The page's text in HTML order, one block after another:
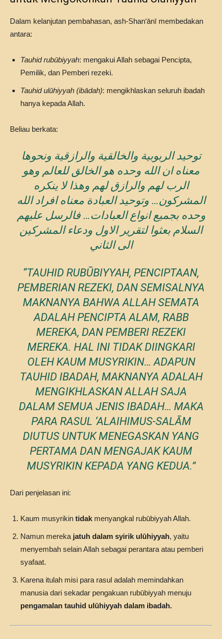
Dalam kelanjutan pembahasan, ash-Shan‘ānī membedakan
antara:
Tauhid rubūbiyyah: mengakui Allah sebagai Pencipta,
Pemilik, dan Pemberi rezeki.
Tauhid ulūhiyyah (ibādah): mengikhlaskan seluruh ibadah
hanya kepada Allah.
Beliau berkata:
توحيد الربوبية والخالقية والرازقية ونحوها
معناه ان الله وحده هو الخالق للعالم وهو
الرب لهم والرازق لهم وهذا لا ينكره
المشركون… وتوحيد العبادة معناه افراد الله
وحده بجميع انواع العبادات… فالرسل عليهم
السلام بعثوا لتقرير الاول ودعاء المشركين
الى الثاني
“TAUHID RUBŪBIYYAH, PENCIPTAAN,
PEMBERIAN REZEKI, DAN SEMISALNYA
MAKNANYA BAHWA ALLAH SEMATA
ADALAH PENCIPTA ALAM, RABB
MEREKA, DAN PEMBERI REZEKI
MEREKA. HAL INI TIDAK DIINGKARI
OLEH KAUM MUSYRIKIN… ADAPUN
TAUHID IBADAH, MAKNANYA ADALAH
MENGIKHLASKAN ALLAH SAJA
DALAM SEMUA JENIS IBADAH… MAKA
PARA RASUL ‘ALAIHIMUS-SALĀM
DIUTUS UNTUK MENEGASKAN YANG
PERTAMA DAN MENGAJAK KAUM
MUSYRIKIN KEPADA YANG KEDUA.”
Dari penjelasan ini:
Kaum musyrikin tidak menyangkal rubūbiyyah Allah.
Namun mereka jatuh dalam syirik ulūhiyyah, yaitu
menyembah selain Allah sebagai perantara atau pemberi
syafaat.
Karena itulah misi para rasul adalah memindahkan
manusia dari sekadar pengakuan rubūbiyyah menuju
pengamalan tauhid ulūhiyyah dalam ibadah.